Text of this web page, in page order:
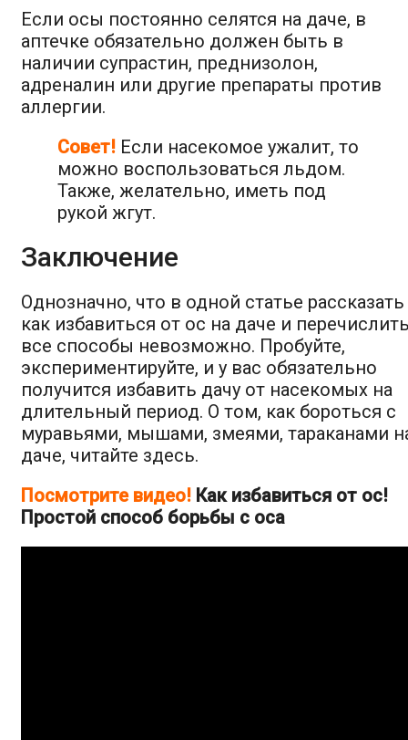
Если осы постоянно селятся на даче, в
аптечке обязательно должен быть в
наличии супрастин, преднизолон,
адреналин или другие препараты против
аллергии.
Совет! Если насекомое ужалит, то
можно воспользоваться льдом.
Также, желательно, иметь под
рукой жгут.
Заключение
Однозначно, что в одной статье рассказать
как избавиться от ос на даче и
все способы невозможно. Пробуйте,
экспериментируйте, и у вас обязательно
получится избавить дачу от насекомых на
длительный период. О том, как бороться с
муравьями, мышами, змеями, тараканами
даче, читайте здесь.
Посмотрите видео! Как избавиться от ос!
Простой способ борьбы с оса